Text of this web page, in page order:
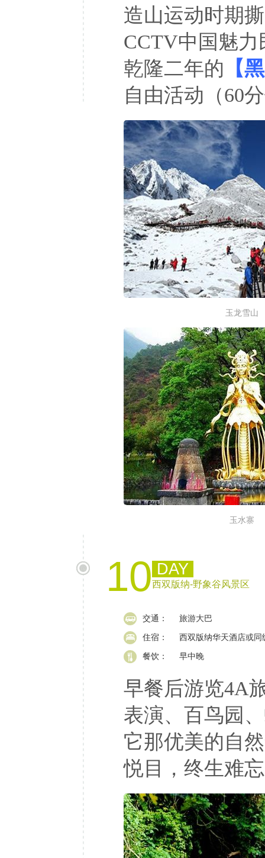
造山运动时期
CCTV中国魅
乾隆二年的 【
自由活动（60
玉龙雪山
玉水寨
10 DAY
西双版纳-野象谷风景区
交通： 旅游大巴
住宿： 西双版纳华天酒店或同
餐饮： 早中晚
早餐后游览4A
表演、百鸟园
它那优美的自
悦目，终生难